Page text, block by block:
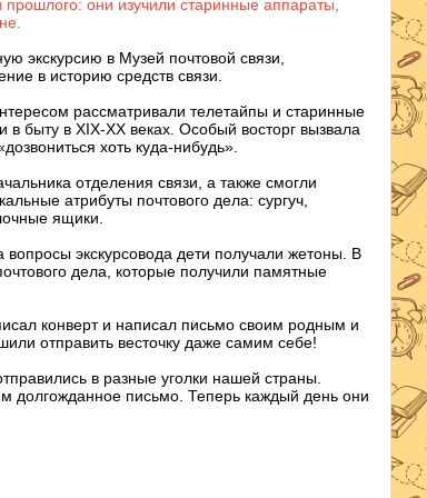
они изучили старинные аппараты,
экскурсию в Музей почтовой связи,
в историю средств связи.
рассматривали телетайпы и старинные
быту в XIX-XX веках. Особый восторг вызвала
хоть куда-нибудь».
отделения связи, а также смогли
атрибуты почтового дела: сургуч,
ящики.
экскурсовода дети получали жетоны. В
дела, которые получили памятные
конверт и написал письмо своим родным и
отправить весточку даже самим себе!
в разные уголки нашей страны.
долгожданное письмо. Теперь каждый день они